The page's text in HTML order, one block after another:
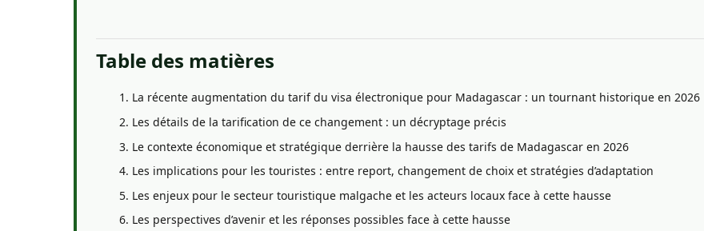
Table des matières
La récente augmentation du tarif du visa électronique pour Madagascar : un tournant historique en 2026
Les détails de la tarification de ce changement : un décryptage précis
Le contexte économique et stratégique derrière la hausse des tarifs de Madagascar en 2026
Les implications pour les touristes : entre report, changement de choix et stratégies d’adaptation
Les enjeux pour le secteur touristique malgache et les acteurs locaux face à cette hausse
Les perspectives d’avenir et les réponses possibles face à cette hausse